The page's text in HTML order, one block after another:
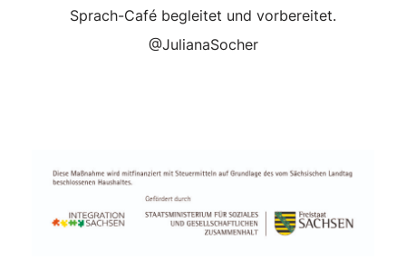
Sprach-Café begleitet und vorbereitet.
@JulianaSocher